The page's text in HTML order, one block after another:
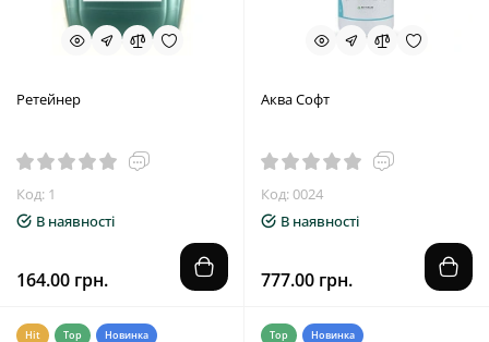
Ретейнер
Код: 1
В наявності
164.00 грн.
Аква Софт
Код: 0024
В наявності
777.00 грн.
Hit Top Новинка Top Новинка